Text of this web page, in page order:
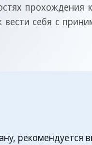
прохождения
вести себя с
рекомендуется